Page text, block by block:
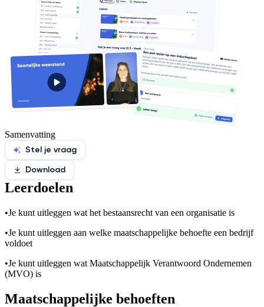
Samenvatting
Stel je vraag
Download
Leerdoelen
•Je kunt uitleggen wat het bestaansrecht van een organisatie is
•Je kunt uitleggen aan welke maatschappelijke behoefte een bedrijf
voldoet
•Je kunt uitleggen wat Maatschappelijk Verantwoord Ondernemen
(MVO) is
Maatschappelijke behoeften